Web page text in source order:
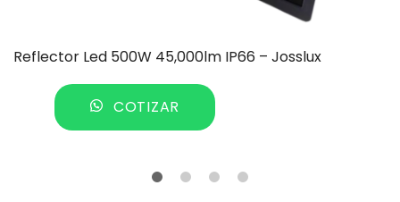
Reflector Led 500W 45,000lm IP66 – Josslux
COTIZAR